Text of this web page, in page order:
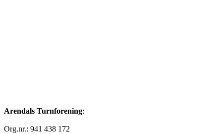
Arendals Turnforening:
Org.nr.: 941 438 172